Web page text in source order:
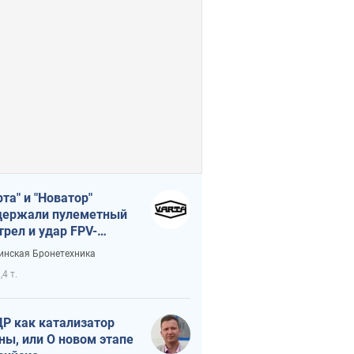
и "Новатор"
пулеметный
и удар FPV-
сохранив жизнь
Бронетехника
т.
как катализатор
или О новом этапе